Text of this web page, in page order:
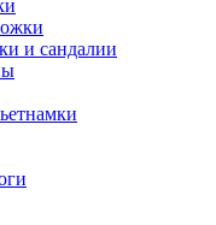
и сандалии